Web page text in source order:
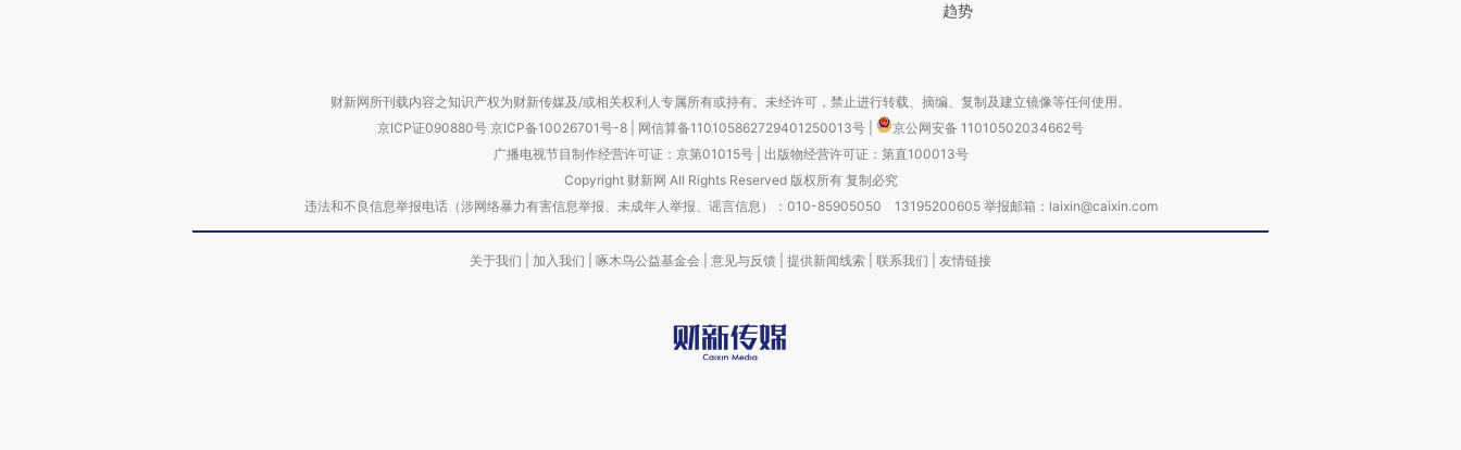
趋势
财新网所刊载内容之知识产权为财新传媒及/或相关权利人专属所有或持有。未经许可，禁止进行转载、摘编、复制及建立镜像等任何使用。
京ICP证090880号 京ICP备10026701号-8 网信算备110105862729401250013号
京公网安备 11010502034662号
广播电视节目制作经营许可证：京第01015号| 出版物经营许可证：第直100013号
Copyright 财新网 All Rights Reserved 版权所有 复制必究
违法和不良信息举报电话（涉网络暴力有害信息举报、未成年人举报、谣言信息）：010-85905050 13195200605 举报邮箱：laixin@caixin.com
关于我们 加入我们 啄木鸟公益基金会 意见与反馈 提供新闻线索 联系我们 友情链接